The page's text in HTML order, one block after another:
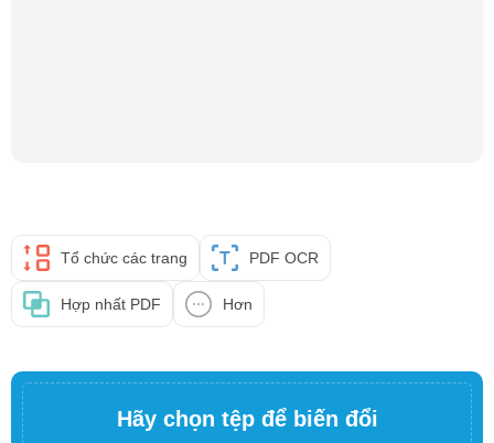
Tổ chức các trang PDF OCR
Hợp nhất PDF Hơn
Hãy chọn tệp để biến đổi